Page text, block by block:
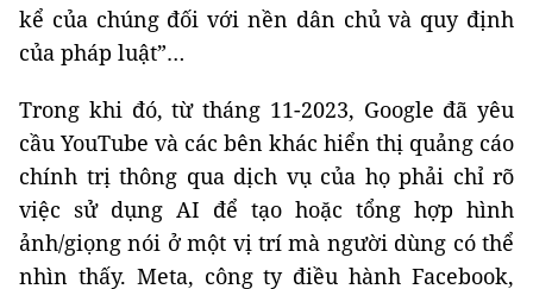
kể của chúng đối với nền dân chủ và quy định
của pháp luật”…
Trong khi đó, từ tháng 11-2023, Google đã yêu
cầu YouTube và các bên khác hiển thị quảng cáo
chính trị thông qua dịch vụ của họ phải chỉ rõ
việc sử dụng AI để tạo hoặc tổng hợp hình
ảnh/giọng nói ở một vị trí mà người dùng có thể
nhìn thấy. Meta, công ty điều hành Facebook,